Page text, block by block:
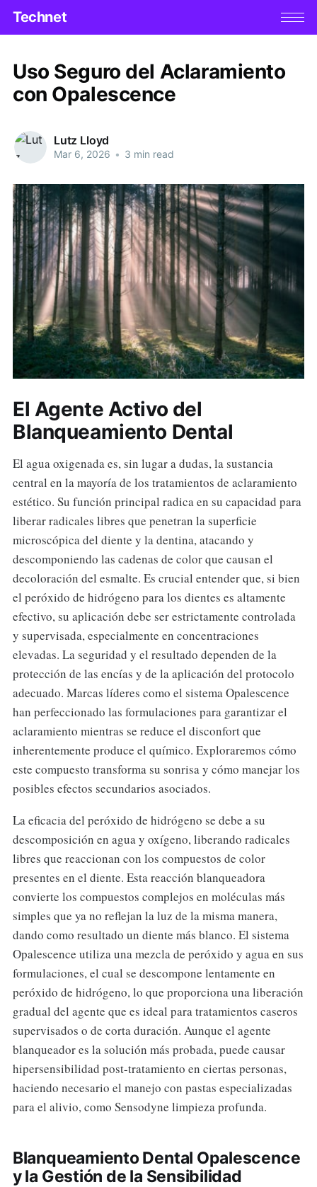
Technet
Uso Seguro del Aclaramiento
con Opalescence
Lutz Lloyd
Mar 6, 2026 • 3 min read
El Agente Activo del
Blanqueamiento Dental
El agua oxigenada es, sin lugar a dudas, la sustancia
central en la mayoría de los tratamientos de aclaramiento
estético. Su función principal radica en su capacidad para
liberar radicales libres que penetran la superficie
microscópica del diente y la dentina, atacando y
descomponiendo las cadenas de color que causan el
decoloración del esmalte. Es crucial entender que, si bien
el peróxido de hidrógeno para los dientes es altamente
efectivo, su aplicación debe ser estrictamente controlada
y supervisada, especialmente en concentraciones
elevadas. La seguridad y el resultado dependen de la
protección de las encías y de la aplicación del protocolo
adecuado. Marcas líderes como el sistema Opalescence
han perfeccionado las formulaciones para garantizar el
aclaramiento mientras se reduce el disconfort que
inherentemente produce el químico. Exploraremos cómo
este compuesto transforma su sonrisa y cómo manejar los
posibles efectos secundarios asociados.
La eficacia del peróxido de hidrógeno se debe a su
descomposición en agua y oxígeno, liberando radicales
libres que reaccionan con los compuestos de color
presentes en el diente. Esta reacción blanqueadora
convierte los compuestos complejos en moléculas más
simples que ya no reflejan la luz de la misma manera,
dando como resultado un diente más blanco. El sistema
Opalescence utiliza una mezcla de peróxido y agua en sus
formulaciones, el cual se descompone lentamente en
peróxido de hidrógeno, lo que proporciona una liberación
gradual del agente que es ideal para tratamientos caseros
supervisados o de corta duración. Aunque el agente
blanqueador es la solución más probada, puede causar
hipersensibilidad post-tratamiento en ciertas personas,
haciendo necesario el manejo con pastas especializadas
para el alivio, como Sensodyne limpieza profunda.
Blanqueamiento Dental Opalescence
y la Gestión de la Sensibilidad